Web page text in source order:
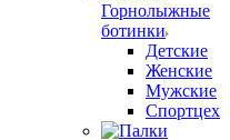
Горнолыжные
ботинки
Детские
Женские
Мужские
Спортцех